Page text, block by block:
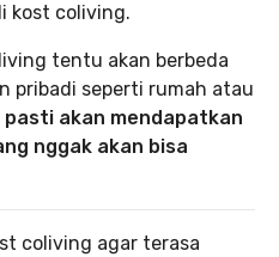
kost coliving.
tentu akan berbeda
pribadi seperti rumah atau
pasti akan mendapatkan
nggak akan bisa
coliving agar terasa